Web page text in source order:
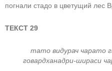
погнали стадо в цветущий лес
ТЕКСТ 29
тато видурач чарато
говардханадри-шираси